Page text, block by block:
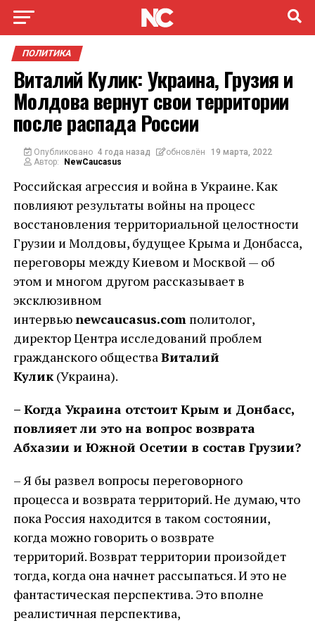
ПОЛИТИКА
Виталий Кулик: Украина, Грузия и
Молдова вернут свои территории
после распада России
Опубликовано 4 года назад обновлён
19 марта, 2022
Автор:
NewCaucasus
Российская агрессия и война в Украине. Как
повлияют результаты войны на процесс
восстановления территориальной целостности
Грузии и Молдовы, будущее Крыма и Донбасса,
переговоры между Киевом и Москвой — об
этом и многом другом рассказывает в
эксклюзивном
интервьюnewcaucasus.comполитолог,
директор Центра исследований проблем
гражданского обществаВиталий
Кулик(Украина).
– Когда Украина отстоит Крым и Донбасс,
повлияет ли это на вопрос возврата
Абхазии и Южной Осетии в состав Грузии?
– Я бы развел вопросы переговорного
процесса и возврата территорий. Не думаю, что
пока Россия находится в таком состоянии,
когда можно говорить о возврате
территорий. Возврат территории произойдет
тогда, когда она начнет рассыпаться. И это не
фантастическая перспектива. Это вполне
реалистичная перспектива,